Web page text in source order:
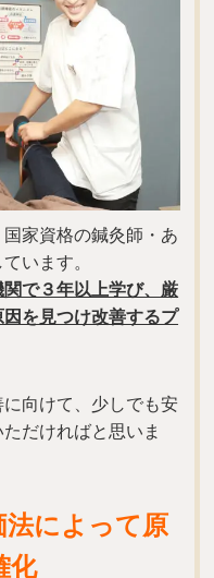
家資格の鍼灸師・あ
います。
で３年以上学び、厳
を見つけ改善するプ
向けて、少しでも安
だければと思いま
法によって原
化